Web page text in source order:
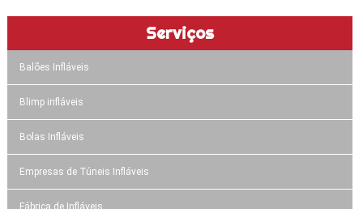
Serviços
Balões Infláveis
Blimp infláveis
Bolas Infláveis
Empresas de Túneis Infláveis
Fábrica de Infláveis